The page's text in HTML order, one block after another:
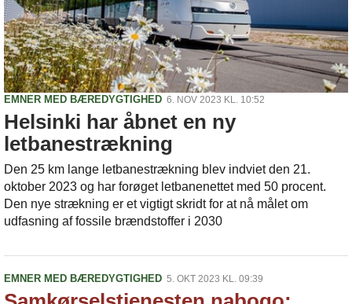
EMNER MED BÆREDYGTIGHED 6. NOV 2023 KL. 10:52
Helsinki har åbnet en ny
letbanestrækning
Den 25 km lange letbanestrækning blev indviet den 21.
oktober 2023 og har forøget letbanenettet med 50 procent.
Den nye strækning er et vigtigt skridt for at nå målet om
udfasning af fossile brændstoffer i 2030
EMNER MED BÆREDYGTIGHED 5. OKT 2023 KL. 09:39